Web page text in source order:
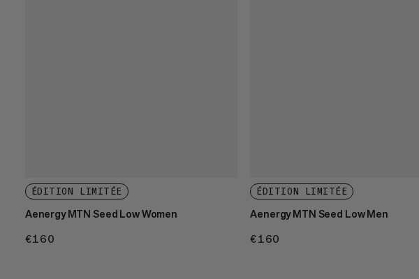
ÉDITION LIMITÉE
Aenergy MTN Seed Low Women
€160
ÉDITION LIMITÉE
Aenergy MTN Seed Low Men
€160